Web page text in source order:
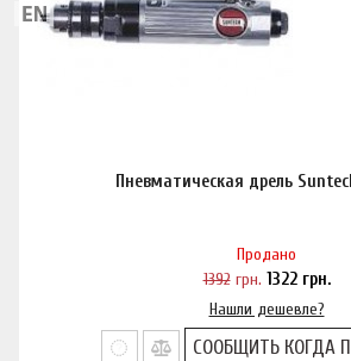
Пневматическая дрель
Продано
1392грн. 1322грн.
Нашли дешевле?
СООБЩИТЬ КОГДА